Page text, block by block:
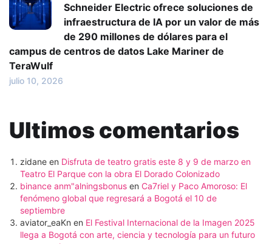
Schneider Electric ofrece soluciones de
infraestructura de IA por un valor de más
de 290 millones de dólares para el
campus de centros de datos Lake Mariner de
TeraWulf
julio 10, 2026
Ultimos comentarios
zidane en Disfruta de teatro gratis este 8 y 9 de marzo en
Teatro El Parque con la obra El Dorado Colonizado
binance anm"alningsbonus en Ca7riel y Paco Amoroso: El
fenómeno global que regresará a Bogotá el 10 de
septiembre
aviator_eaKn en El Festival Internacional de la Imagen 2025
llega a Bogotá con arte, ciencia y tecnología para un futuro